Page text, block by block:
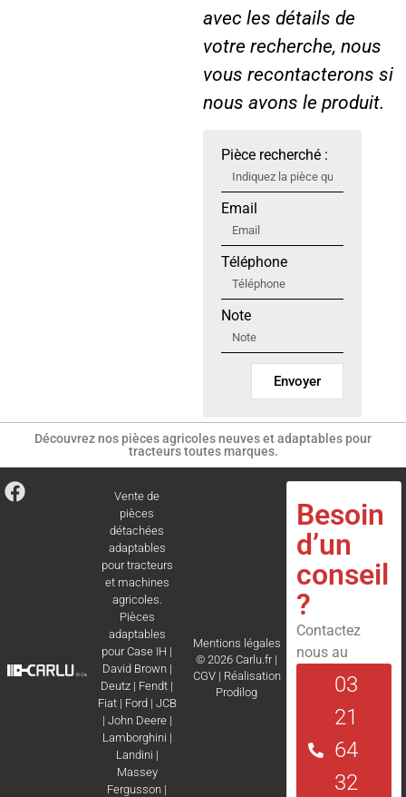
avec les détails de
votre recherche, nous
vous recontacterons si
nous avons le produit.
Pièce recherché :
Email
Téléphone
Note
Envoyer
Découvrez nos pièces agricoles neuves et adaptables pour
tracteurs toutes marques.
Vente de
pièces
détachées
adaptables
pour tracteurs
et machines
agricoles.
Pièces
adaptables
pourCase IH |
David Brown|
Deutz | Fendt |
Fiat| Ford | JCB
| John Deere|
Lamborghini |
Landini |
Massey
Fergusson |
Mentions légales
© 2026 Carlu.fr |
CGV| Réalisation
Prodilog
Besoin
d’un
conseil
?
Contactez
nous au
03
21
64
32